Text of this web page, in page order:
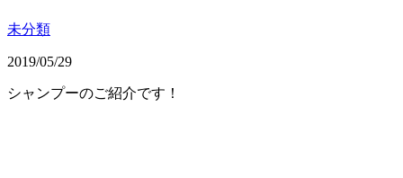
未分類
2019/05/29
シャンプーのご紹介です！